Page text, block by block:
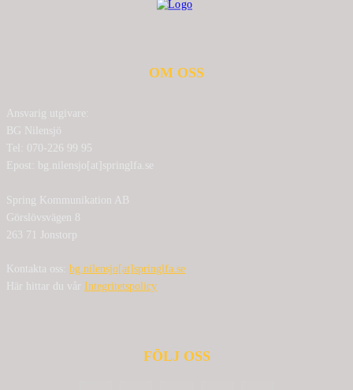
OM OSS
Ansvarig utgivare:
BG Nilensjö
Tel: 070-226 99 95
Epost: bg.nilensjo[at]springlfa.se
Spring Kommunikation AB
Görslövsvägen 8
263 71 Jonstorp
Kontakta oss: bg.nilensjo[at]springlfa.se
Här hittar du vår Integritetspolicy
FÖLJ OSS